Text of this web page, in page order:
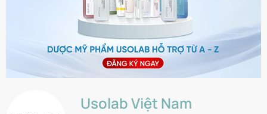
Usolab Việt Nam